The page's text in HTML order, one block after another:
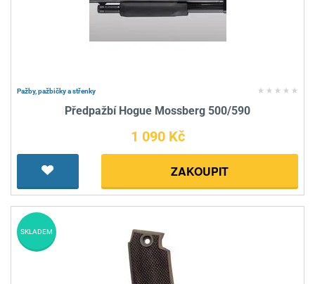
Pažby, pažbičky a střenky
Předpažbí Hogue Mossberg 500/590
1 090 Kč
ZAKOUPIT
SKLADEM